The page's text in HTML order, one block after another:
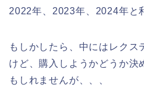
2022年、2023年、2024年と
もしかしたら、中にはレクス
けど、購入しようかどうか決
もしれませんが、、、